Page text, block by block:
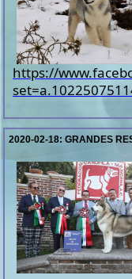
https://
2020-02-18:GRANDES